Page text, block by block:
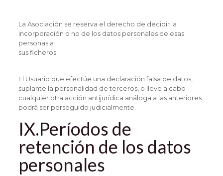
La Asociación se reserva el derecho de decidir la
incorporación o no de los datos personales de esas
personas a
sus ficheros.
El Usuario que efectúe una declaración falsa de datos,
suplante la personalidad de terceros, o lleve a cabo
cualquier otra acción antijurídica análoga a las anteriores
podrá ser perseguido judicialmente.
IX.Períodos de
retención de los datos
personales